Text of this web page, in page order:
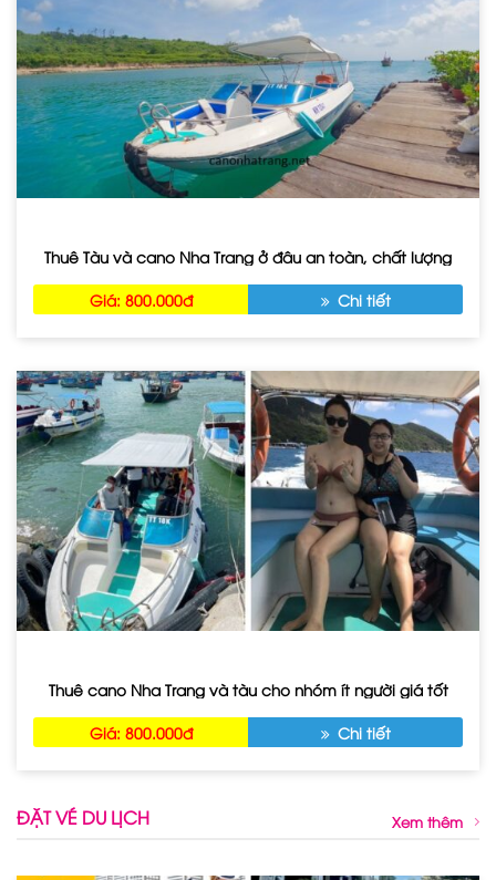
Thuê Tàu và cano Nha Trang ở đâu an toàn, chất lượng
Giá: 800.000đ Chi tiết
Thuê cano Nha Trang và tàu cho nhóm ít người giá tốt
Giá: 800.000đ Chi tiết
ĐẶT VÉ DU LỊCH Xem thêm